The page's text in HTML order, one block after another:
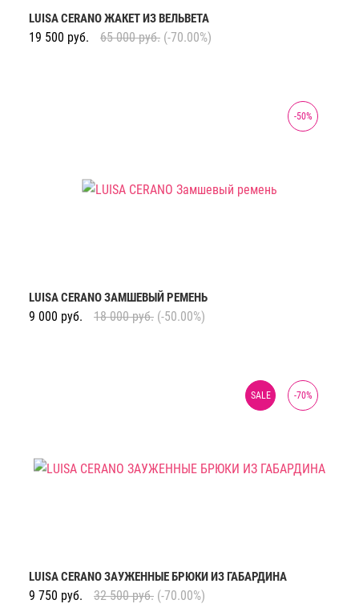
LUISA CERANO ЖАКЕТ ИЗ ВЕЛЬВЕТА
19 500 руб. 65 000 руб. (-70.00%)
-50%
LUISA CERANO ЗАМШЕВЫЙ РЕМЕНЬ
9 000 руб. 18 000 руб. (-50.00%)
-70%
SALE
LUISA CERANO ЗАУЖЕННЫЕ БРЮКИ ИЗ ГАБАРДИНА
9 750 руб. 32 500 руб. (-70.00%)